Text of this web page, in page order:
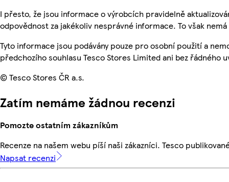
I přesto, že jsou informace o výrobcích pravidelně
odpovědnost za jakékoliv nesprávné informace. To však
Tyto informace jsou podávány pouze pro osobní použití a
předchozího souhlasu Tesco Stores Limited ani bez řádného
© Tesco Stores ČR a.s.
Zatím nemáme žádnou recenzi
Pomozte ostatním zákazníkům
Recenze na našem webu píší naši zákazníci. Tesco
Napsat recenzi